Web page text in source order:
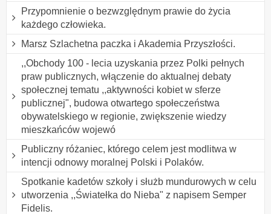
Przypomnienie o bezwzględnym prawie do życia
każdego człowieka.
Marsz Szlachetna paczka i Akademia Przyszłości.
,,Obchody 100 - lecia uzyskania przez Polki pełnych
praw publicznych, włączenie do aktualnej debaty
społecznej tematu ,,aktywności kobiet w sferze
publicznej", budowa otwartego społeczeństwa
obywatelskiego w regionie, zwiększenie wiedzy
mieszkańców wojewó
Publiczny różaniec, którego celem jest modlitwa w
intencji odnowy moralnej Polski i Polaków.
Spotkanie kadetów szkoły i służb mundurowych w celu
utworzenia ,,Światełka do Nieba" z napisem Semper
Fidelis.